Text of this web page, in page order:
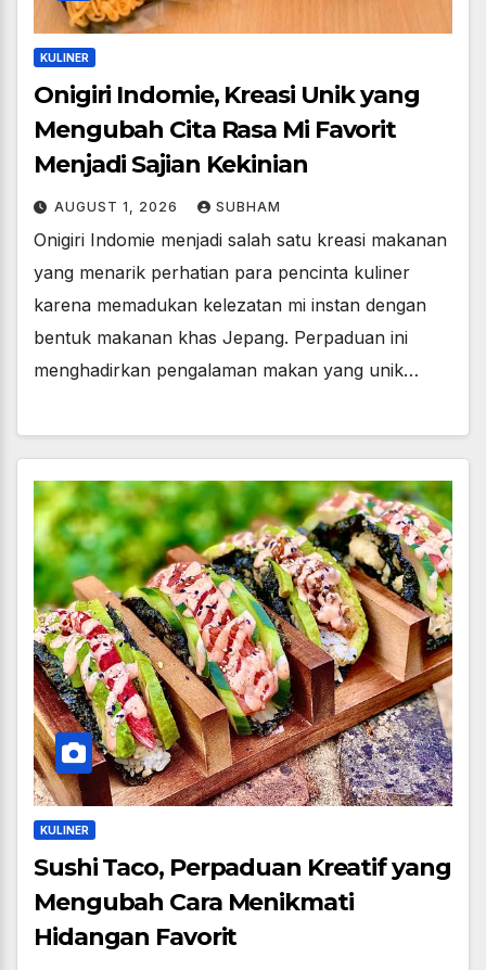
KULINER
Onigiri Indomie, Kreasi Unik yang
Mengubah Cita Rasa Mi Favorit
Menjadi Sajian Kekinian
AUGUST 1, 2026 SUBHAM
Onigiri Indomie menjadi salah satu kreasi makanan
yang menarik perhatian para pencinta kuliner
karena memadukan kelezatan mi instan dengan
bentuk makanan khas Jepang. Perpaduan ini
menghadirkan pengalaman makan yang unik…
KULINER
Sushi Taco, Perpaduan Kreatif yang
Mengubah Cara Menikmati
Hidangan Favorit